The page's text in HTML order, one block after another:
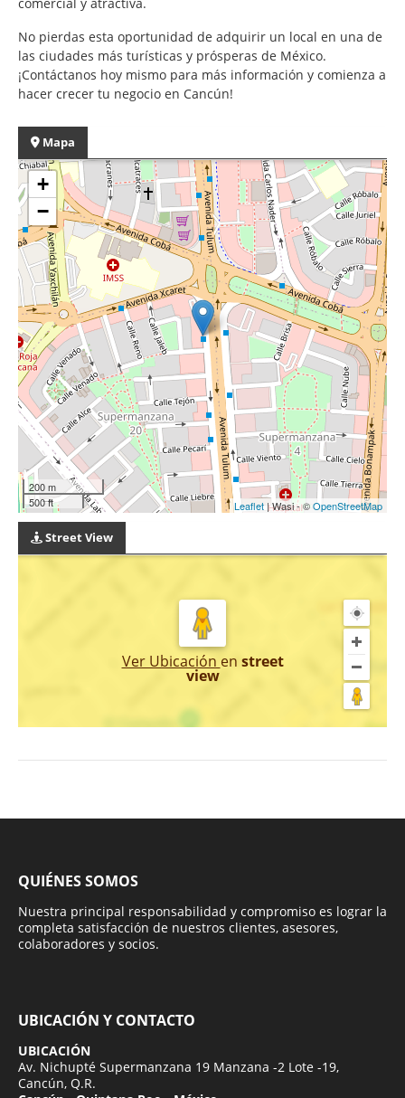
No pierdas esta oportunidad de adquirir un local en una de
las ciudades más turísticas y prósperas de México.
¡Contáctanos hoy mismo para más información y comienza a
hacer crecer tu negocio en Cancún!
Mapa
+
−
200 m
500 ft
Leaflet | Wasi - ©OpenStreetMap
Street View
Ver Ubicación en street
view
QUIÉNES SOMOS
Nuestra principal responsabilidad y compromiso es lograr la
completa satisfacción de nuestros clientes, asesores,
colaboradores y socios.
UBICACIÓN Y CONTACTO
UBICACIÓN
Av. Nichupté Supermanzana 19 Manzana -2 Lote -19,
Cancún, Q.R.